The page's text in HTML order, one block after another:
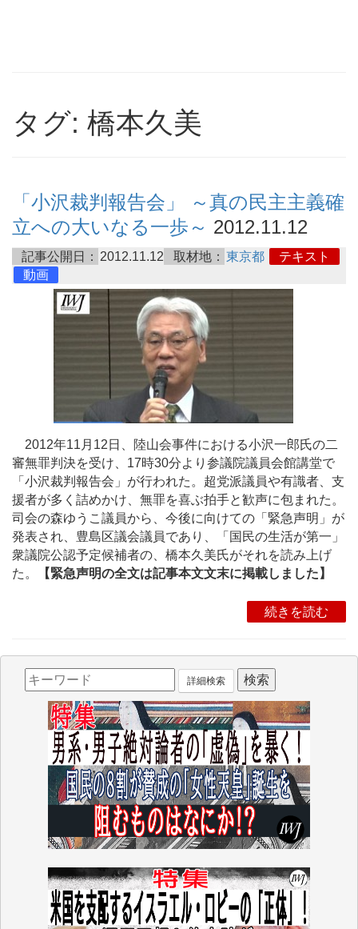
タグ: 橋本久美
「小沢裁判報告会」 ～真の民主主義確
立への大いなる一歩～ 2012.11.12
記事公開日： 2012.11.12 取材地： 東京都
テキスト
動画
2012年11月12日、陸山会事件における小沢一郎氏の二
審無罪判決を受け、17時30分より参議院議員会館講堂で
「小沢裁判報告会」が行われた。超党派議員や有識者、支
援者が多く詰めかけ、無罪を喜ぶ拍手と歓声に包まれた。
司会の森ゆうこ議員から、今後に向けての「緊急声明」が
発表され、豊島区議会議員であり、「国民の生活が第一」
衆議院公認予定候補者の、橋本久美氏がそれを読み上げ
た。
【緊急声明の全文は記事本文文末に掲載しました】
続きを読む
詳細検索